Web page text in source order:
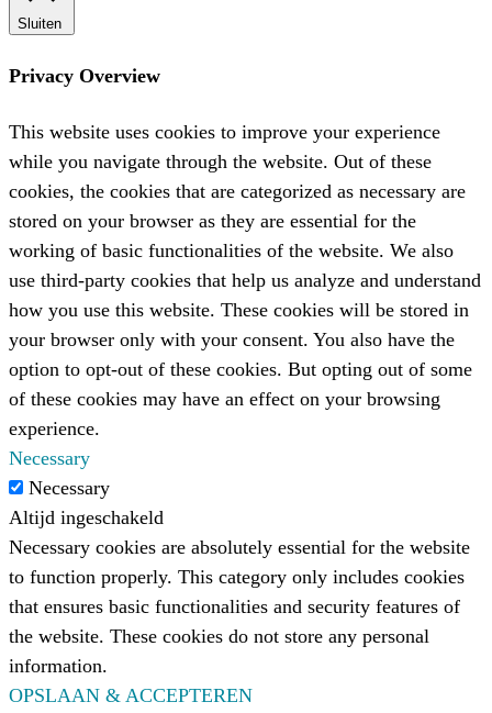
Sluiten
Privacy Overview
This website uses cookies to improve your experience
while you navigate through the website. Out of these
cookies, the cookies that are categorized as necessary are
stored on your browser as they are essential for the
working of basic functionalities of the website. We also
use third-party cookies that help us analyze and understand
how you use this website. These cookies will be stored in
your browser only with your consent. You also have the
option to opt-out of these cookies. But opting out of some
of these cookies may have an effect on your browsing
experience.
Necessary
Necessary
Altijd ingeschakeld
Necessary cookies are absolutely essential for the website
to function properly. This category only includes cookies
that ensures basic functionalities and security features of
the website. These cookies do not store any personal
information.
OPSLAAN & ACCEPTEREN